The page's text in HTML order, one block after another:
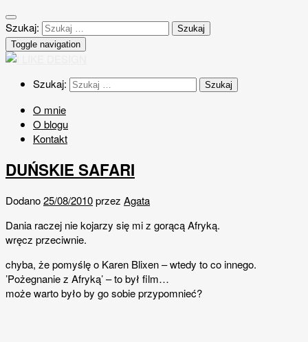
Szukaj:
Toggle navigation
Szukaj:
O mnie
O blogu
Kontakt
DUŃSKIE SAFARI
Dodano25/08/2010przez Agata
Dania raczej nie kojarzy się mi z gorącą Afryką.
wręcz przeciwnie.
chyba, że pomyślę o Karen Blixen – wtedy to co innego.
’Pożegnanie z Afryką’ – to był film…
może warto było by go sobie przypomnieć?